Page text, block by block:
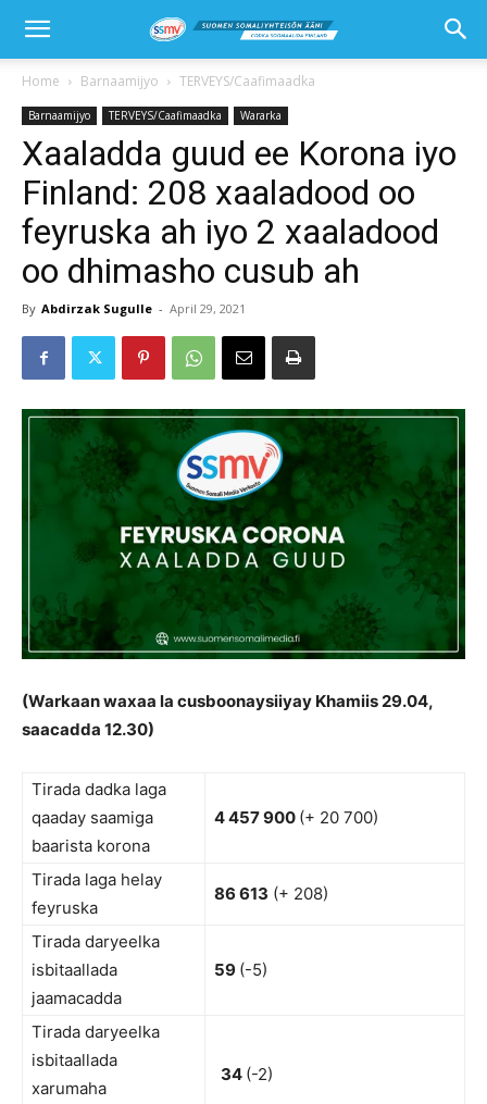
Home Barnaamijyo TERVEYS/Caafimaadka
Barnaamijyo TERVEYS/Caafimaadka Wararka
Xaaladda guud ee Korona iyo
Finland: 208 xaaladood oo
feyruska ah iyo 2 xaaladood
oo dhimasho cusub ah
By Abdirzak Sugulle - April 29, 2021
(Warkaan waxaa la cusboonaysiiyay Khamiis 29.04,
saacadda 12.30)
Tirada dadka laga
qaaday saamiga
baarista korona
4 457 900 (+ 20 700)
Tirada laga helay
feyruska
86 613 (+ 208)
Tirada daryeelka
isbitaallada
jaamacadda
59 (-5)
Tirada daryeelka
isbitaallada
xarumaha
34 (-2)